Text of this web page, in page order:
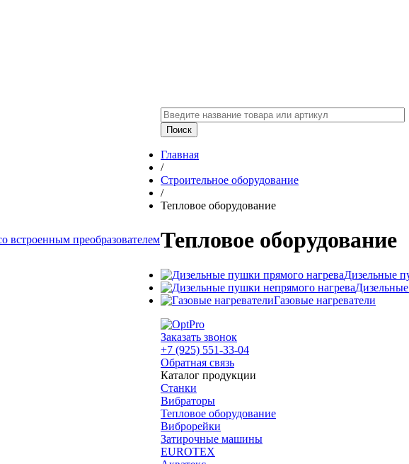
встроенным преобразователем
Главная
/
Строительное оборудование
/
Тепловое оборудование
Тепловое оборудование
Дизельные
Газовые нагреватели
Заказать звонок
+7 (925) 551-33-04
Обратная связь
Каталог продукции
Станки
Вибраторы
Тепловое оборудование
Виброрейки
Затирочные машины
EUROTEX